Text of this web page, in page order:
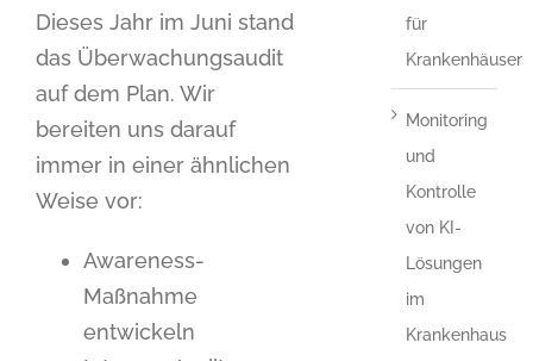
Dieses Jahr im Juni stand
das Überwachungsaudit
auf dem Plan. Wir
bereiten uns darauf
immer in einer ähnlichen
Weise vor:
Awareness-
Maßnahme
entwickeln
für
Krankenhäuser
Monitoring
und
Kontrolle
von KI-
Lösungen
im
Krankenhaus